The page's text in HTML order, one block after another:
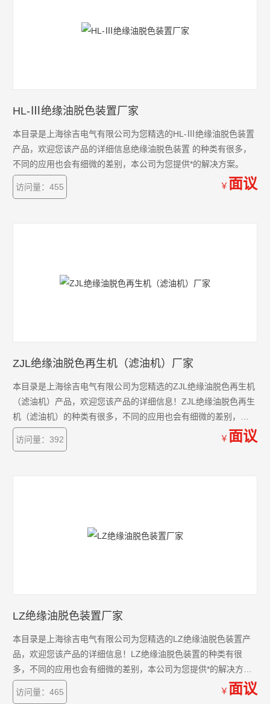
HL-Ⅲ绝缘油脱色装置厂家
本目录是上海徐吉电气有限公司为您精选的HL-Ⅲ绝缘油脱色装置
产品，欢迎您该产品的详细信息绝缘油脱色装置 的种类有很多，
不同的应用也会有细微的差别，本公司为您提供*的解决方案。
访问量：455 ￥ 面议
ZJL绝缘油脱色再生机（滤油机）厂家
本目录是上海徐吉电气有限公司为您精选的ZJL绝缘油脱色再生机
（滤油机）产品，欢迎您该产品的详细信息！ZJL绝缘油脱色再生
机（滤油机）的种类有很多，不同的应用也会有细微的差别，本
公司为您提供*的解决方案。
访问量：392
￥ 面议
LZ绝缘油脱色装置厂家
本目录是上海徐吉电气有限公司为您精选的LZ绝缘油脱色装置产
品，欢迎您该产品的详细信息！LZ绝缘油脱色装置的种类有很
多，不同的应用也会有细微的差别，本公司为您提供*的解决方
案。
访问量：465
￥ 面议